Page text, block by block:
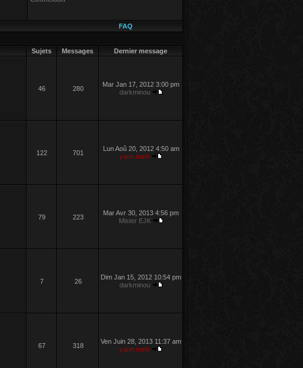
FAQ
Sujets Messages Dernier message
46 280
Mar Jan 17, 2012 3:00 pm
darkminou
122 701
Lun Aoû 20, 2012 4:50 am
yann.minh
79
223
Mar Avr 30, 2013 4:56 pm
Mister EJK
7 26
Dim Jan 15, 2012 10:54 pm
darkminou
67 318
Ven Juin 28, 2013 11:37 am
yann.minh